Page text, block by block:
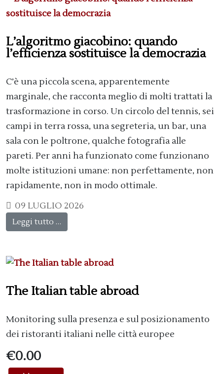
L’algoritmo giacobino: quando
l’efficienza sostituisce la democrazia
C’è una piccola scena, apparentemente
marginale, che racconta meglio di molti trattati la
trasformazione in corso. Un circolo del tennis, sei
campi in terra rossa, una segreteria, un bar, una
sala con le poltrone, qualche fotografia alle
pareti. Per anni ha funzionato come funzionano
molte istituzioni umane: non perfettamente, non
rapidamente, non in modo ottimale.
09 LUGLIO 2026
Leggi tutto …
The Italian table abroad
Monitoring sulla presenza e sul posizionamento
dei ristoranti italiani nelle città europee
€0.00